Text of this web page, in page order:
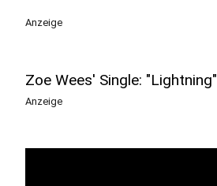
Anzeige
Zoe Wees' Single: "Lightning"
Anzeige